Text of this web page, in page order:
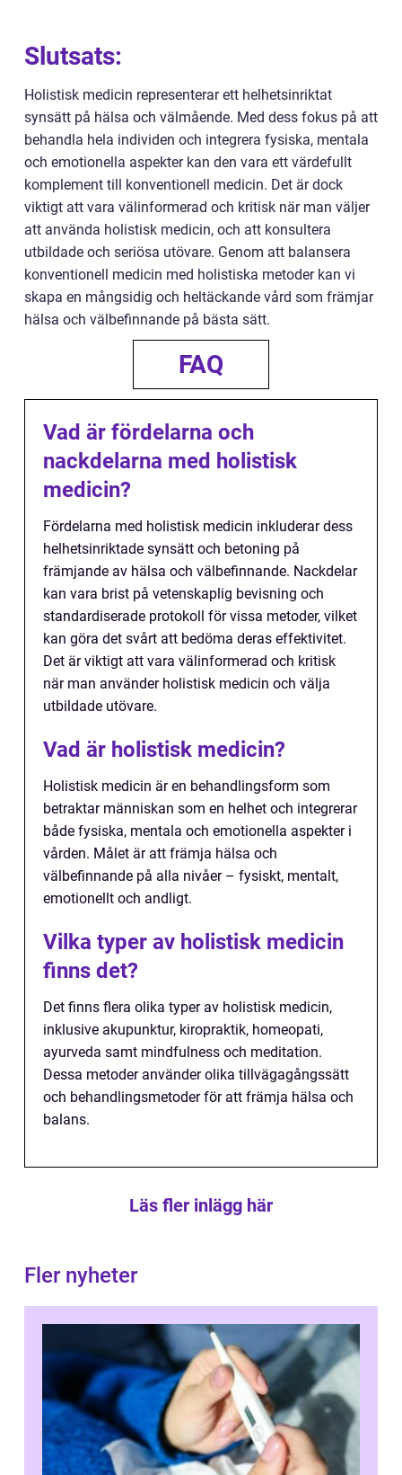
Slutsats:
Holistisk medicin representerar ett helhetsinriktat
synsätt på hälsa och välmående. Med dess fokus på att
behandla hela individen och integrera fysiska, mentala
och emotionella aspekter kan den vara ett värdefullt
komplement till konventionell medicin. Det är dock
viktigt att vara välinformerad och kritisk när man väljer
att använda holistisk medicin, och att konsultera
utbildade och seriösa utövare. Genom att balansera
konventionell medicin med holistiska metoder kan vi
skapa en mångsidig och heltäckande vård som främjar
hälsa och välbefinnande på bästa sätt.
FAQ
Vad är fördelarna och
nackdelarna med holistisk
medicin?
Fördelarna med holistisk medicin inkluderar dess
helhetsinriktade synsätt och betoning på
främjande av hälsa och välbefinnande. Nackdelar
kan vara brist på vetenskaplig bevisning och
standardiserade protokoll för vissa metoder, vilket
kan göra det svårt att bedöma deras effektivitet.
Det är viktigt att vara välinformerad och kritisk
när man använder holistisk medicin och välja
utbildade utövare.
Vad är holistisk medicin?
Holistisk medicin är en behandlingsform som
betraktar människan som en helhet och integrerar
både fysiska, mentala och emotionella aspekter i
vården. Målet är att främja hälsa och
välbefinnande på alla nivåer – fysiskt, mentalt,
emotionellt och andligt.
Vilka typer av holistisk medicin
finns det?
Det finns flera olika typer av holistisk medicin,
inklusive akupunktur, kiropraktik, homeopati,
ayurveda samt mindfulness och meditation.
Dessa metoder använder olika tillvägagångssätt
och behandlingsmetoder för att främja hälsa och
balans.
Läs fler inlägg här
Fler nyheter